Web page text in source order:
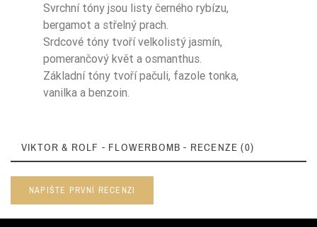
Svrchní tóny jsou listy černého rybízu,
bergamot a střelný prach.
Srdcové tóny tvoří velkolistý jasmín,
pomerančový květ a osmanthus.
Základní tóny tvoří pačuli, fazole tonka,
vanilka a benzoin.
VIKTOR & ROLF - FLOWERBOMB - RECENZE (0)
NAPIŠTE PRVNÍ RECENZI